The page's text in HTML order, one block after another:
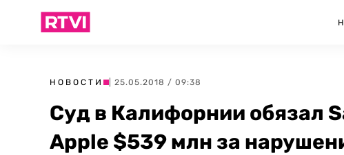
НОВОСТИ | 25.05.2018 / 09:38
Суд в Калифорнии обязал
Apple $539 млн за